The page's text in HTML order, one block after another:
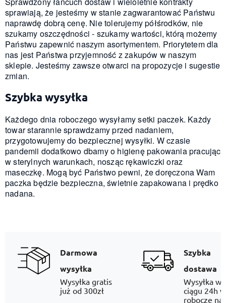
sprawiają, że jesteśmy w stanie zagwarantować Państwu
naprawdę dobrą cenę. Nie tolerujemy półśrodków, nie
szukamy oszczędności - szukamy wartości, którą możemy
Państwu zapewnić naszym asortymentem. Priorytetem dla
nas jest Państwa przyjemność z zakupów w naszym
sklepie. Jesteśmy zawsze otwarci na propozycje i sugestie
zmian.
Szybka wysyłka
Każdego dnia roboczego wysyłamy setki paczek. Każdy
towar starannie sprawdzamy przed nadaniem,
przygotowujemy do bezpiecznej wysyłki. W czasie
pandemii dodatkowo dbamy o higienę pakowania pracując
w sterylnych warunkach, nosząc rękawiczki oraz
maseczkę. Mogą być Państwo pewni, że doręczona Wam
paczka będzie bezpieczna, świetnie zapakowana i prędko
nadana.
Darmowa
wysyłka
Wysyłka gratis
już od 300zł
Szybka
dostawa
Wysyłka w
ciągu 24h
robocze na